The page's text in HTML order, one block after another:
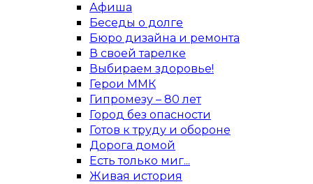
Афиша
Беседы о долге
Бюро дизайна и ремонта
В своей тарелке
Выбираем здоровье!
Герои ММК
Гипромезу – 80 лет
Город без опасности
Готов к труду и обороне
Дорога домой
Есть только миг...
Живая история